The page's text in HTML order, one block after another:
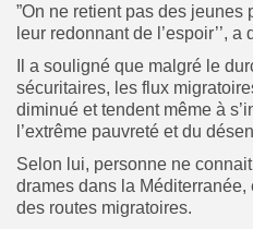
”On ne retient pas des jeunes
leur redonnant de l’espoir’’, a
Il a souligné que malgré le
sécuritaires, les flux
diminué et tendent même à
l’extrême pauvreté et du
Selon lui, personne ne
drames dans la
des routes migratoires.